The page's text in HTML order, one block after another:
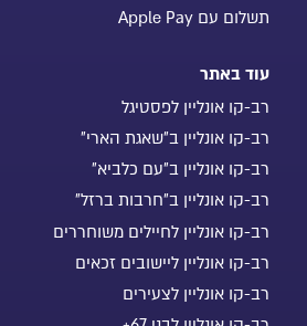
תשלום עם Apple Pay
עוד באתר
רב-קו אונליין לפסטיגל
רב-קו אונליין ב"שאגת הארי"
רב-קו אונליין ב"עם כלביא"
רב-קו אונליין ב"חרבות ברזל"
רב-קו אונליין לחיילים משוחררים
רב-קו אונליין ליישובים זכאים
רב-קו אונליין לצעירים